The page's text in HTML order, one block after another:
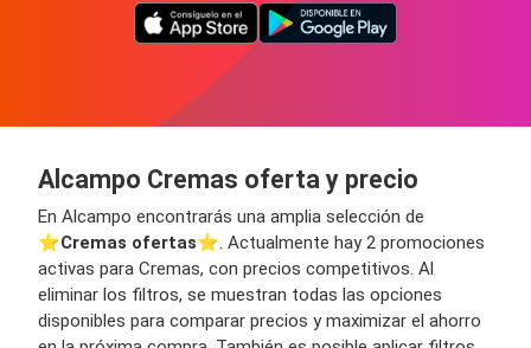
Alcampo Cremas oferta y precio
En Alcampo encontrarás una amplia selección de
⭐️Cremas ofertas⭐️. Actualmente hay 2 promociones
activas para Cremas, con precios competitivos. Al
eliminar los filtros, se muestran todas las opciones
disponibles para comparar precios y maximizar el ahorro